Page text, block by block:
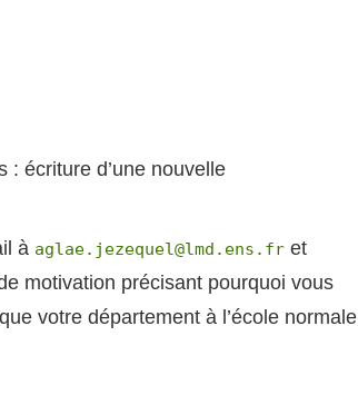
: écriture d’une nouvelle
à aglae.jezequel@lmd.ens.fr et
motivation précisant pourquoi vous
votre département à l’école normale